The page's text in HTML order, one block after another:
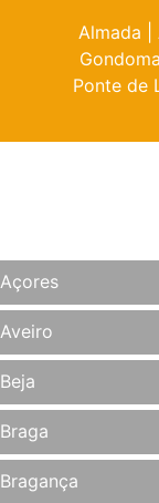
Almada
Ponte de
Açores
Aveiro
Beja
Braga
Bragança